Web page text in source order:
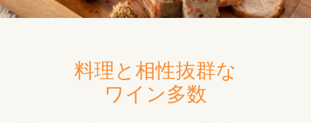
料理と相性抜群な
ワイン多数